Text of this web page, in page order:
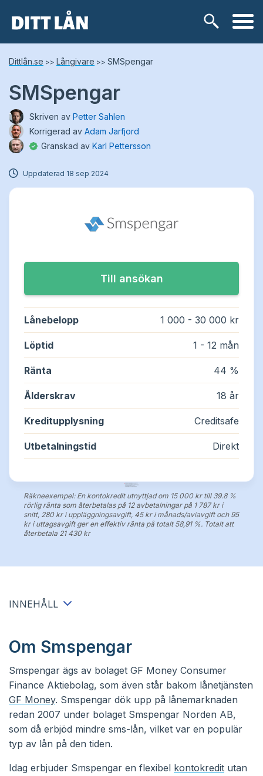
Lånetyper
Snabblån
Kontokredit
Låneförmedlare
Samlingslån
Lån med direktutbetalning
Lån med betalningsanmärkning
Lån utan inkomst
Akutlån
Nya lån
Swish lån
Lån utan ränta
Långivare
Om oss
Dittlån.se >> Långivare >> SMSpengar
SMSpengar
Skriven av Petter Sahlen
Korrigerad av Adam Jarfjord
Granskad av Karl Pettersson
Uppdaterad 18 sep 2024
Lånebelopp 1 000 - 30 000 kr
Löptid 1 - 12 mån
Ränta 44 %
Ålderskrav 18 år
Kreditupplysning Creditsafe
Utbetalningstid Direkt
Räkneexempel: En kontokredit utnyttjad om 15 000 kr till 39.8 %
rörlig ränta som återbetalas på 12 avbetalningar på 1 787 kr i
snitt, 280 kr i uppläggningsavgift, 45 kr i månads/aviavgift och 95
kr i uttagsavgift ger en effektiv ränta på totalt 58,91 %. Totalt att
återbetala 21 430 kr
INNEHÅLL
Om Smspengar
Smspengar ägs av bolaget GF Money Consumer
Finance Aktiebolag, som även står bakom lånetjänsten
GF Money. Smspengar dök upp på lånemarknaden
redan 2007 under bolaget Smspengar Norden AB,
som då erbjöd mindre sms-lån, vilket var en populär
typ av lån på den tiden.
Idag erbjuder Smspengar en flexibel kontokredit utan